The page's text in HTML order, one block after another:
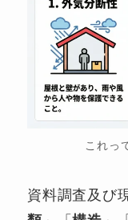
これっ
資料調査及び